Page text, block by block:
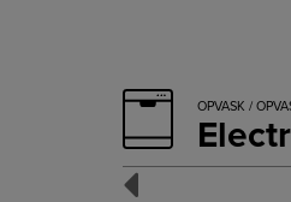
OPVASK /